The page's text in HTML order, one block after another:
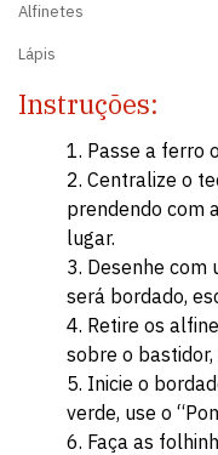
Alfinetes
Lápis
Instruções:
Passe a ferro
Centralize o
prendendo com
lugar.
Desenhe com
será bordado,
Retire os
sobre o
Inicie o
verde, use o
Faça as